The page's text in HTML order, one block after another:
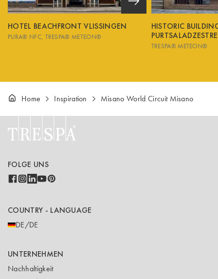
HOTEL BEACHFRONT VLISSINGEN
PURA® NFC TRESPA® METEON®
HISTORIC
TRESPA® METEON®
Home Inspiration Misano World Circuit Misano
FOLGE UNS
COUNTRY - LANGUAGE
DE/DE
UNTERNEHMEN
Nachhaltigkeit